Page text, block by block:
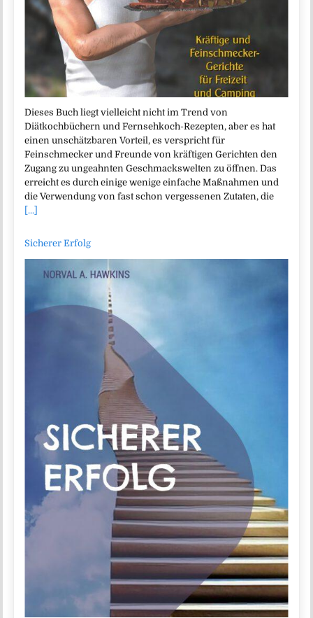
Dieses Buch liegt vielleicht nicht im Trend von
Diätkochbüchern und Fernsehkoch-Rezepten, aber es hat
einen unschätzbaren Vorteil, es verspricht für
Feinschmecker und Freunde von kräftigen Gerichten den
Zugang zu ungeahnten Geschmackswelten zu öffnen. Das
erreicht es durch einige wenige einfache Maßnahmen und
die Verwendung von fast schon vergessenen Zutaten, die
[...]
Sicherer Erfolg